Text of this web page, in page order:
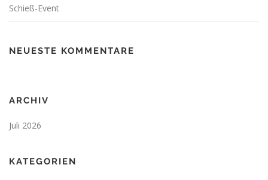
Schieß-Event
NEUESTE KOMMENTARE
ARCHIV
Juli 2026
KATEGORIEN